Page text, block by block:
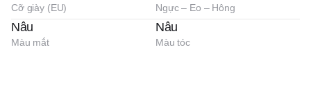
Cỡ giày (EU) Ngực – Eo – Hông
Nâu
Màu mắt
Nâu
Màu tóc